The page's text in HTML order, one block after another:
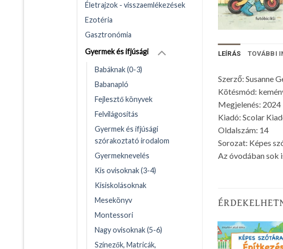
Életrajzok - visszaemlékezések
Ezotéria
Gasztronómia
Gyermek és ifjúsági
Babáknak (0-3)
Babanapló
Fejlesztő könyvek
Felvilágosítás
Gyermek és ifjúsági
szórakoztató irodalom
Gyermeknevelés
Kis ovisoknak (3-4)
Kisiskolásoknak
Mesekönyv
Montessori
Nagy ovisoknak (5-6)
Színezők, Matricák,
LEÍRÁS TOVÁBBI
Szerző: Susanne
Kötésmód:
Megjelenés: 2024
Kiadó: Scolar
Oldalszám: 14
Sorozat: Képes
Az óvodában sok